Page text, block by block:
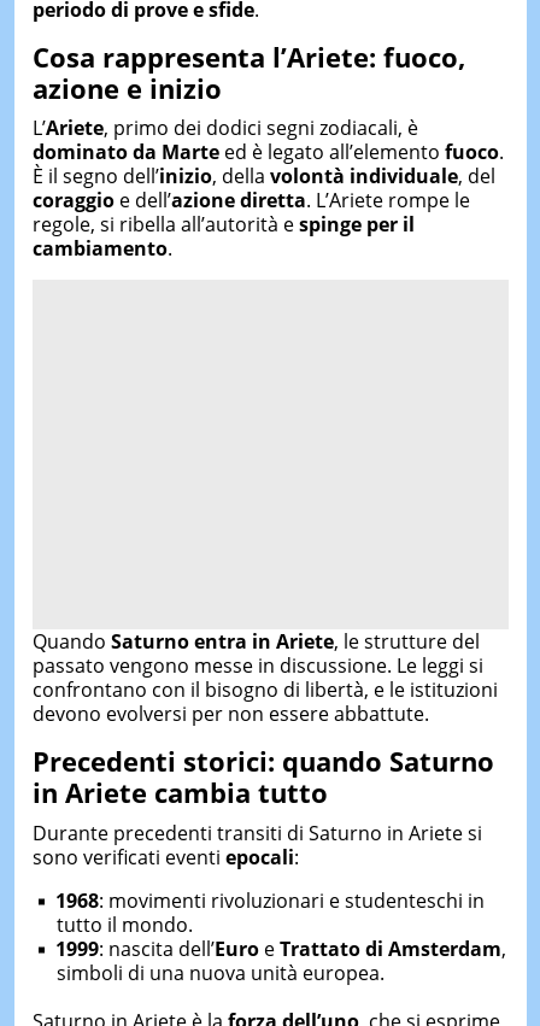
periodo di prove e sfide.
Cosa rappresenta l’Ariete: fuoco,
azione e inizio
L’Ariete, primo dei dodici segni zodiacali, è
dominato da Marteed è legato all’elemento fuoco.
È il segno dell’inizio, della volontà individuale, del
coraggioe dell’azione diretta. L’Ariete rompe le
regole, si ribella all’autorità espinge per il
cambiamento.
Quando Saturno entra in Ariete, le strutture del
passato vengono messe in discussione. Le leggi si
confrontano con il bisogno di libertà, e le istituzioni
devono evolversi per non essere abbattute.
Precedenti storici: quando Saturno
in Ariete cambia tutto
Durante precedenti transiti di Saturno in Ariete si
sono verificati eventi epocali:
1968: movimenti rivoluzionari e studenteschi in
tutto il mondo.
1999: nascita dell’EuroeTrattato di Amsterdam,
simboli di una nuova unità europea.
Saturno in Ariete è la forza dell’uno, che si esprime